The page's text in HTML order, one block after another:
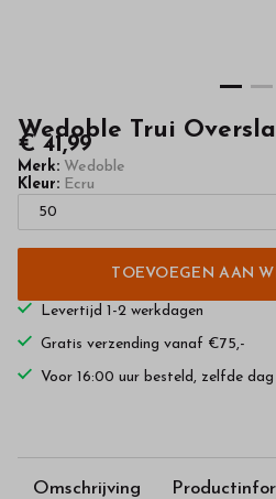
Wedoble Trui
€ 41,99
Merk: Wedoble
Kleur: Ecru
TOEVOEGEN AAN
Levertijd 1-2 werkdagen
Gratis verzending vanaf €75,-
Voor 16:00 uur besteld, zelfde dag
Omschrijving